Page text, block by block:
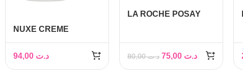
NUXE CREME
CREME RICHE
HYDRATANTE 48H 50
د.ت
LA ROCHE POSAY
د.ت80,00 د.ت